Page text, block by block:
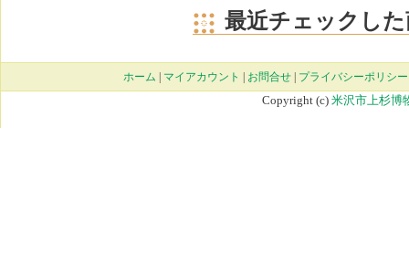
最近チェックし
ホーム マイアカウント お問合せ プライバシーポリシー
Copyright (c) 米沢市上杉博